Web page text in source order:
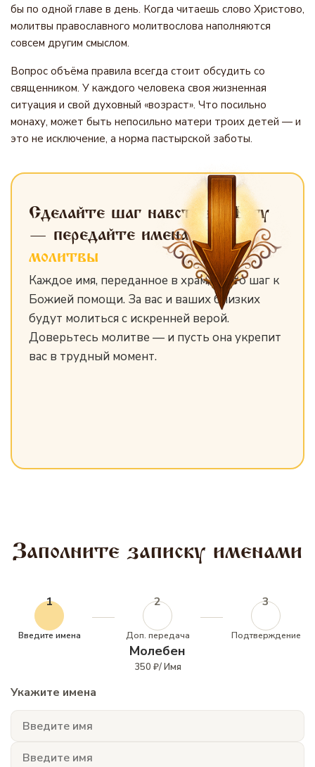
бы по одной главе в день. Когда читаешь слово Христово,
молитвы православного молитвослова наполняются
совсем другим смыслом.
Вопрос объёма правила всегда стоит обсудить со
священником. У каждого человека своя жизненная
ситуация и свой духовный «возраст». Что посильно
монаху, может быть непосильно матери троих детей — и
это не исключение, а норма пастырской заботы.
Сделайте шаг навстречу Богу
— передайте именадля
молитвы
Каждое имя, переданное в храм, — это шаг к
Божией помощи. За вас и ваших близких
будут молиться с искренней верой.
Доверьтесь молитве — и пусть она укрепит
вас в трудный момент.
Заполните записку именами
1
Введите имена
2
Доп. передача
3
Подтверждение
Молебен
350 ₽/ Имя
Укажите имена